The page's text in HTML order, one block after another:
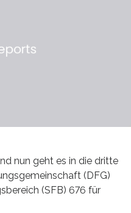
nun geht es in die dritte
(DFG)
(SFB) 676 für